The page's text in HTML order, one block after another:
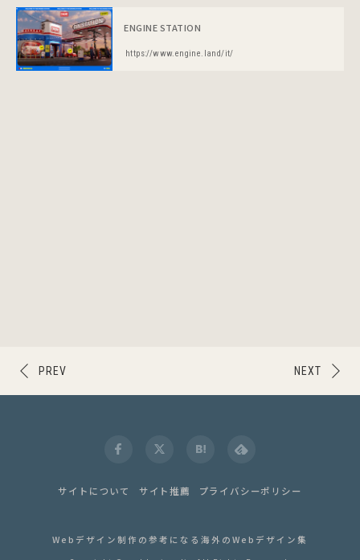
ENGINE STATION
https://www.engine.land/it/
NEXT
PREV
サイトについて サイト推薦 プライバシーポリシー
Webデザイン制作の参考になる海外のWebデザイン集